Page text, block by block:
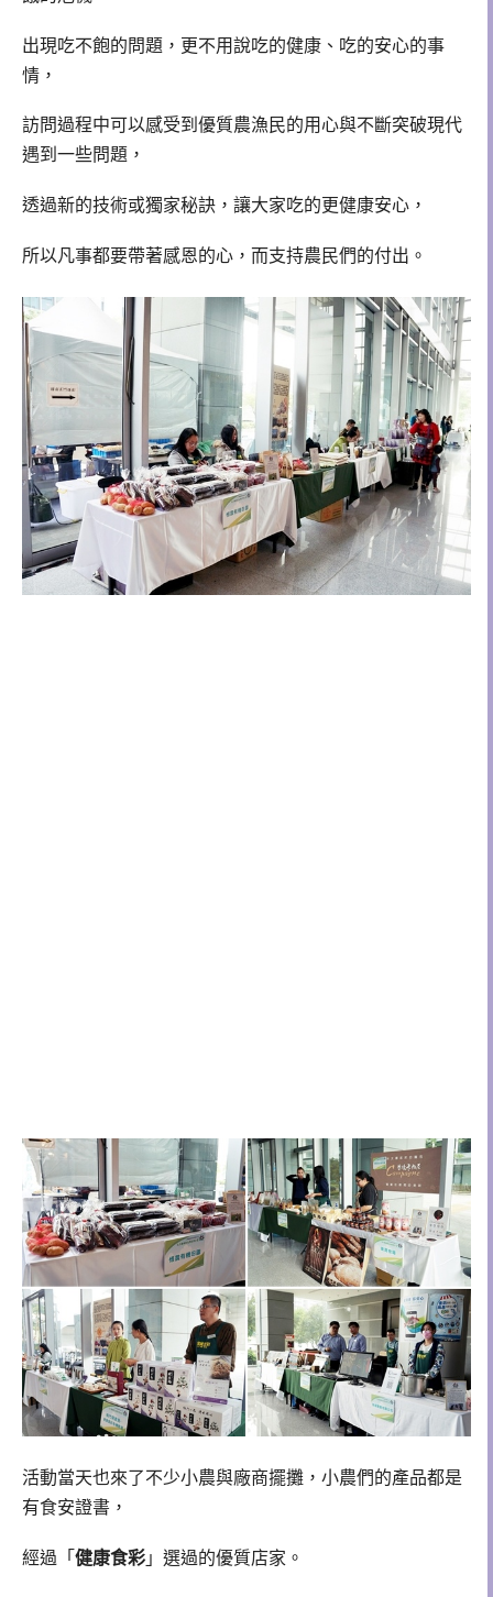
出現吃不飽的問題，更不用說吃的健康、吃的安心的事
情，
訪問過程中可以感受到優質農漁民的用心與不斷突破現代
遇到一些問題，
透過新的技術或獨家秘訣，讓大家吃的更健康安心，
所以凡事都要帶著感恩的心，而支持農民們的付出。
活動當天也來了不少小農與廠商擺攤，小農們的產品都是
有食安證書，
經過「 健康食彩 」選過的優質店家。